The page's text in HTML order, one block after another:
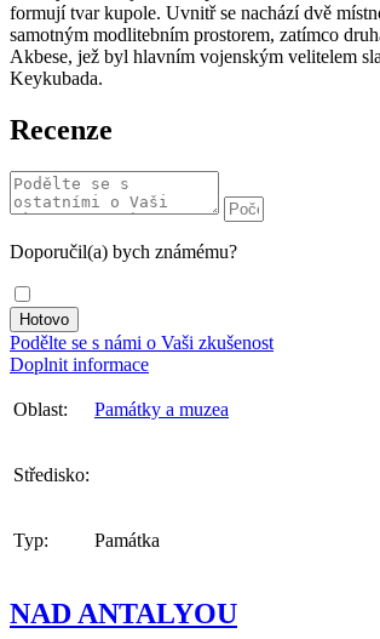
formují tvar kupole. Uvnitř se nachází dvě
samotným modlitebním prostorem, zatímco
Akbese, jež byl hlavním vojenským velitelem
Keykubada.
Recenze
Doporučil(a) bych známému?
Podělte se s námi o Vaši zkušenost
Doplnit informace
Oblast: Památky a muzea
Středisko:
Typ: Památka
NAD ANTALYOU